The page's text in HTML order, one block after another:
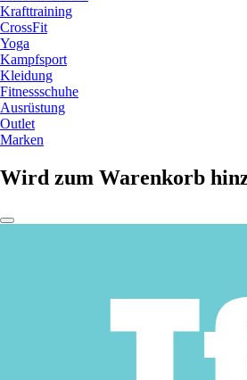
Krafttraining
CrossFit
Yoga
Kampfsport
Kleidung
Fitnessschuhe
Ausrüstung
Outlet
Marken
Wird zum Warenkorb